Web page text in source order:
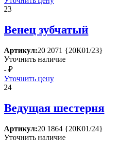
23
Венец зубчатый
Артикул:20 2071 {20К01/23}
Уточнить наличие
- ₽
Уточнить цену
24
Ведущая шестерня
Артикул:20 1864 {20К01/24}
Уточнить наличие